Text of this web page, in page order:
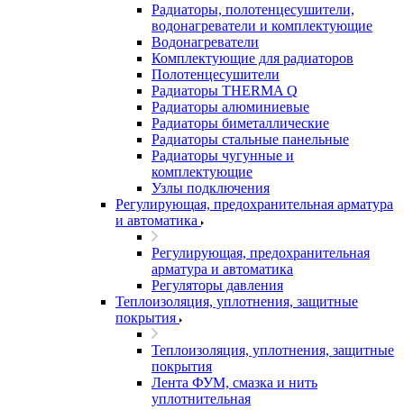
Радиаторы, полотенцесушители,
водонагреватели и комплектующие
Водонагреватели
Комплектующие для радиаторов
Полотенцесушители
Радиаторы THERMA Q
Радиаторы алюминиевые
Радиаторы биметаллические
Радиаторы стальные панельные
Радиаторы чугунные и
комплектующие
Узлы подключения
Регулирующая, предохранительная арматура
и автоматика
Регулирующая, предохранительная
арматура и автоматика
Регуляторы давления
Теплоизоляция, уплотнения, защитные
покрытия
Теплоизоляция, уплотнения, защитные
покрытия
Лента ФУМ, смазка и нить
уплотнительная